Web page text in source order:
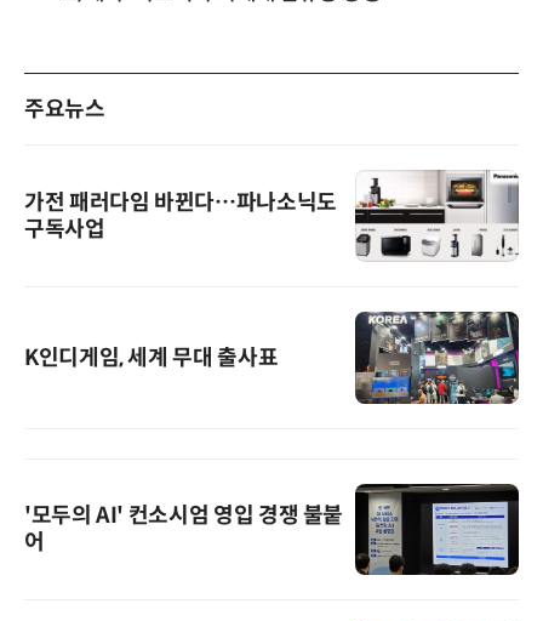
주요뉴스
가전 패러다임 바뀐다…파나소닉도
구독사업
K인디게임, 세계 무대 출사표
'모두의 AI' 컨소시엄 영입 경쟁 불붙
어